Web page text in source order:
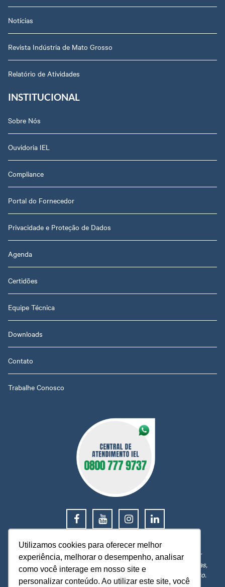
Utilizamos cookies para oferecer melhor
experiência, melhorar o desempenho, analisar
como você interage em nosso site e
personalizar conteúdo. Ao utilizar este site, você
Notícias
Revista Indústria de Mato Grosso
Relatório de Atividades
INSTITUCIONAL
Sobre Nós
Ouvidoria IEL
Compliance
Portal do Fornecedor
Privacidade e Proteção de Dados
Agenda
Certidões
Equipe Técnica
Downloads
Contato
Trabalhe Conosco
0800 777 9737
O IEL MT está a sua disposição, pronto para esclarecer
dúvidas, receber reclamações, sugestões e firmar parcerias,
visando sempre oferecer melhores serviços e atendimento.